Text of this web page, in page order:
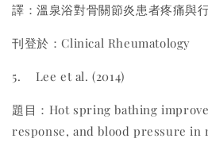
譯：溫泉浴對骨關節炎患者疼痛與
刊登於：Clinical Rheumatology
5. Lee et al. (2014)
題目：Hot spring bathing
response, and blood pressure in